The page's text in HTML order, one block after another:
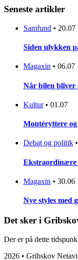
Seneste artikler
Samfund • 20.07
Siden ulykken
Magaxin • 06.07
Når bilen bliver
Kultur • 01.07
Montéryttere og
Debat og politik •
Ekstraordinære
Magaxin • 30.06
Nye styles med
Det sker i
Der er på dette
2026 • Gribskov